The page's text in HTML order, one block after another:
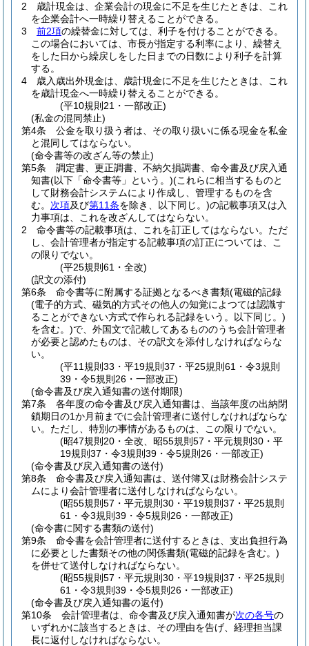
2
歳計現金は、企業会計の現金に不足を生じたときは、これ
を企業会計へ一時繰り替えることができる。
3
前2項の繰替金に対しては、利子を付けることができる。
この場合においては、市長が指定する利率により、繰替え
をした日から繰戻しをした日までの日数により利子を計算
する。
4
歳入歳出外現金は、歳計現金に不足を生じたときは、これ
を歳計現金へ一時繰り替えることができる。
(平10規則21・一部改正)
(私金の混同禁止)
第4条
公金を取り扱う者は、その取り扱いに係る現金を私金
と混同してはならない。
(命令書等の改ざん等の禁止)
第5条
調定書、更正調書、不納欠損調書、命令書及び戻入通
知書(以下「命令書等」という。)(これらに相当するものと
して財務会計システムにより作成し、管理するものを含
む。 次項及び第11条を除き、以下同じ。)の記載事項又は入
力事項は、これを改ざんしてはならない。
2
命令書等の記載事項は、これを訂正してはならない。 ただ
し、会計管理者が指定する記載事項の訂正については、こ
の限りでない。
(平25規則61・全改)
(訳文の添付)
第6条
命令書等に附属する証拠となるべき書類(電磁的記録
(電子的方式、磁気的方式その他人の知覚によつては認識す
ることができない方式で作られる記録をいう。以下同じ。)
を含む。)で、外国文で記載してあるもののうち会計管理者
が必要と認めたものは、その訳文を添付しなければならな
い。
(平11規則33・平19規則37・平25規則61・令3規則
39・令5規則26・一部改正)
(命令書及び戻入通知書の送付期限)
第7条
各年度の命令書及び戻入通知書は、当該年度の出納閉
鎖期日の1か月前までに会計管理者に送付しなければならな
い。 ただし、特別の事情があるものは、この限りでない。
(昭47規則20・全改、昭55規則57・平元規則30・平
19規則37・令3規則39・令5規則26・一部改正)
(命令書及び戻入通知書の送付)
第8条
命令書及び戻入通知書は、送付簿又は財務会計システ
ムにより会計管理者に送付しなければならない。
(昭55規則57・平元規則30・平19規則37・平25規則
61・令3規則39・令5規則26・一部改正)
(命令書に関する書類の送付)
第9条
命令書を会計管理者に送付するときは、支出負担行為
に必要とした書類その他の関係書類(電磁的記録を含む。)
を併せて送付しなければならない。
(昭55規則57・平元規則30・平19規則37・平25規則
61・令3規則39・令5規則26・一部改正)
(命令書及び戻入通知書の返付)
第10条
会計管理者は、命令書及び戻入通知書が次の各号の
いずれかに該当するときは、その理由を告げ、経理担当課
長に返付しなければならない。